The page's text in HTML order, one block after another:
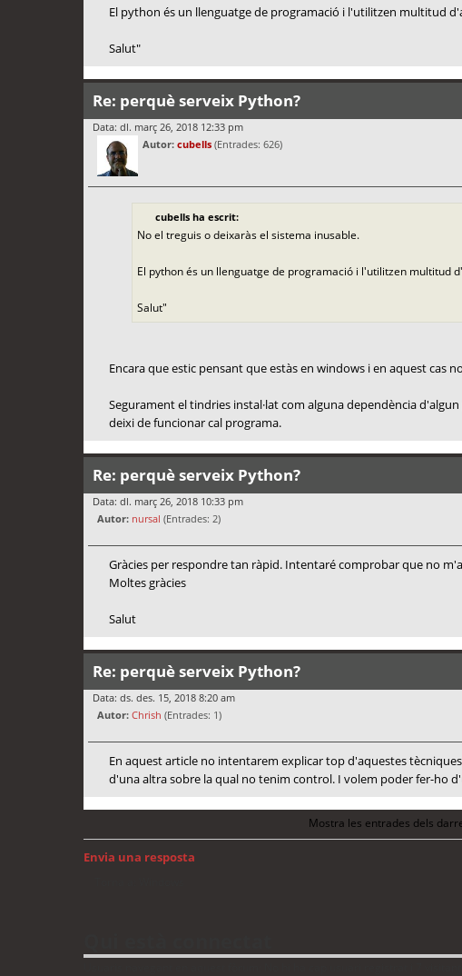
El python és un llenguatge de programació i l'utilitzen multitud
Salut"
Re: perquè serveix Python?
Data: dl. març 26, 2018 12:33 pm
Autor: cubells (Entrades: 626)
cubells ha escrit:
No el treguis o deixaràs el sistema inusable.
El python és un llenguatge de programació i l'utilitzen multitud
Salut"
Encara que estic pensant que estàs en windows i en aquest cas
Segurament el tindries instal·lat com alguna dependència
deixi de funcionar cal programa.
Re: perquè serveix Python?
Data: dl. març 26, 2018 10:33 pm
Autor: nursal (Entrades: 2)
Gràcies per respondre tan ràpid. Intentaré comprobar que no
Moltes gràcies
Salut
Re: perquè serveix Python?
Data: ds. des. 15, 2018 8:20 am
Autor: Chrish (Entrades: 1)
En aquest article no intentarem explicar top d'aquestes
d'una altra sobre la qual no tenim control. I volem poder fer-ho
Mostra les entrades dels
Envia una resposta